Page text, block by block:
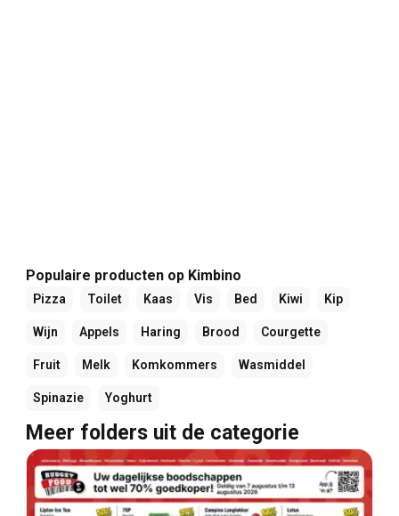
Populaire producten op Kimbino
Pizza Toilet Kaas Vis Bed Kiwi Kip
Wijn Appels Haring Brood Courgette
Fruit Melk Komkommers Wasmiddel
Spinazie Yoghurt
Meer folders uit de categorie